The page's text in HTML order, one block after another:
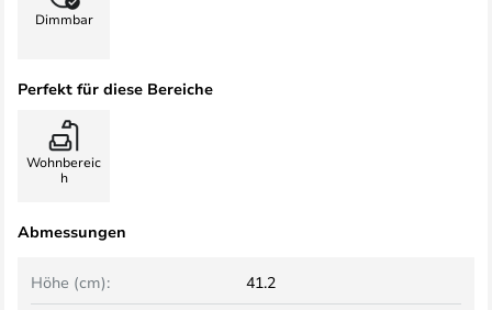
Dimmbar
Perfekt für diese Bereiche
Wohnbereic
h
Abmessungen
Höhe (cm):
41.2